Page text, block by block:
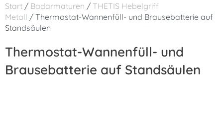
Start / Badarmaturen / THETIS Hebelgriff
Metall / Thermostat-Wannenfüll- und Brausebatterie auf
Standsäulen
Thermostat-Wannenfüll- und
Brausebatterie auf Standsäulen